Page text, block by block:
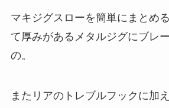
マキジグスローを簡単にまとめ
て厚みがあるメタルジグにブレ
の。
またリアのトレブルフックに加